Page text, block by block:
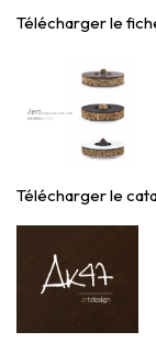
Télécharger le
Télécharger le